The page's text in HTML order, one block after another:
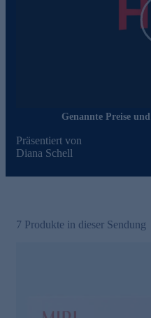
Genannte Preise
Präsentiert von
Diana Schell
7 Produkte in dieser Sendung